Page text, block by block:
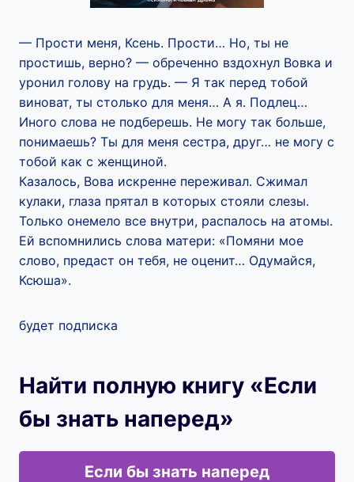
— Прости меня, Ксень. Прости… Но, ты не
простишь, верно? — обреченно вздохнул Вовка и
уронил голову на грудь. — Я так перед тобой
виноват, ты столько для меня… А я. Подлец…
Иного слова не подберешь. Не могу так больше,
понимаешь? Ты для меня сестра, друг… не могу с
тобой как с женщиной.
Казалось, Вова искренне переживал. Сжимал
кулаки, глаза прятал в которых стояли слезы.
Только онемело все внутри, распалось на атомы.
Ей вспомнились слова матери: «Помяни мое
слово, предаст он тебя, не оценит… Одумайся,
Ксюша».
будет подписка
Найти полную книгу «Если
бы знать наперед»
Если бы знать наперед